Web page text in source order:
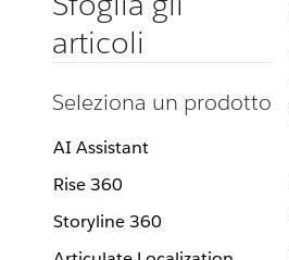
articoli
Seleziona un prodotto
AI Assistant
Rise 360
Storyline 360